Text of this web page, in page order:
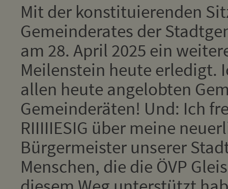
Mit der konstituierenden
Gemeinderates der
am 28. April 2025 ein
Meilenstein heute erledigt.
allen heute angelobten
Gemeinderäten! Und: Ich
RIIIIIESIG über meine
Bürgermeister unserer
Menschen, die die ÖVP